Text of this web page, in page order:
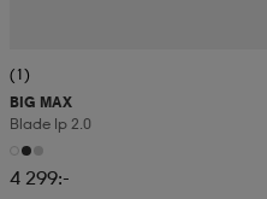
(1)
BIG MAX
Blade Ip 2.0
4 299:-